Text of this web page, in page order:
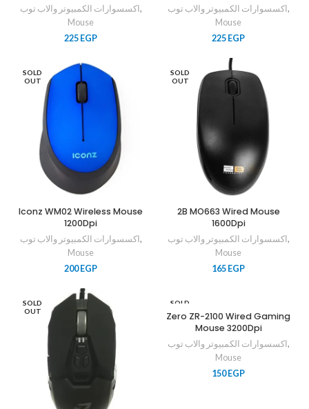
اكسسوارات الكمبيوتر والاب توب ,
Mouse
225 EGP
اكسسوارات الكمبيوتر والاب توب ,
Mouse
225 EGP
SOLD
OUT
Iconz WM02 Wireless Mouse
1200Dpi
اكسسوارات الكمبيوتر والاب توب ,
Mouse
200 EGP
SOLD
OUT
2B MO663 Wired Mouse
1600Dpi
اكسسوارات الكمبيوتر والاب توب ,
Mouse
165 EGP
SOLD
OUT
SOLD
Zero ZR-2100 Wired Gaming
Mouse 3200Dpi
اكسسوارات الكمبيوتر والاب توب ,
Mouse
150 EGP